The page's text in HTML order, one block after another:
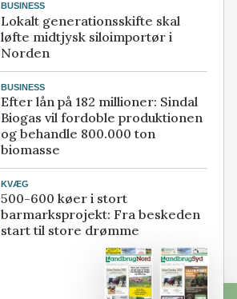
BUSINESS
Lokalt generationsskifte skal
løfte midtjysk siloimportør i
Norden
BUSINESS
Efter lån på 182 millioner: Sindal
Biogas vil fordoble produktionen
og behandle 800.000 ton
biomasse
KVÆG
500-600 køer i stort
barmarksprojekt: Fra beskeden
start til store drømme